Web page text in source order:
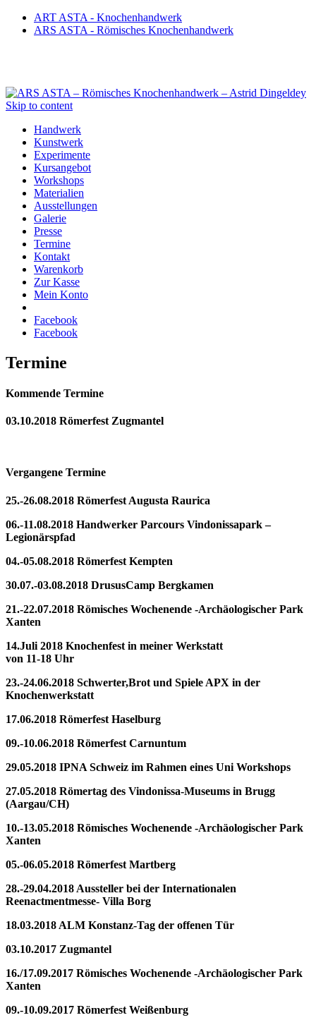
ART ASTA - Knochenhandwerk
ARS ASTA - Römisches Knochenhandwerk
Skip to content
Handwerk
Kunstwerk
Experimente
Kursangebot
Workshops
Materialien
Ausstellungen
Galerie
Presse
Termine
Kontakt
Warenkorb
Zur Kasse
Mein Konto
Facebook
Facebook
Termine
Kommende Termine
03.10.2018 Römerfest Zugmantel
Vergangene Termine
25.-26.08.2018 Römerfest Augusta Raurica
06.-11.08.2018 Handwerker Parcours Vindonissapark –
Legionärspfad
04.-05.08.2018 Römerfest Kempten
30.07.-03.08.2018 DrususCamp Bergkamen
21.-22.07.2018 Römisches Wochenende -Archäologischer Park
Xanten
14.Juli 2018 Knochenfest in meiner Werkstatt
von 11-18 Uhr
23.-24.06.2018 Schwerter,Brot und Spiele APX in der
Knochenwerkstatt
17.06.2018 Römerfest Haselburg
09.-10.06.2018 Römerfest Carnuntum
29.05.2018 IPNA Schweiz im Rahmen eines Uni Workshops
27.05.2018 Römertag des Vindonissa-Museums in Brugg
(Aargau/CH)
10.-13.05.2018 Römisches Wochenende -Archäologischer Park
Xanten
05.-06.05.2018 Römerfest Martberg
28.-29.04.2018 Aussteller bei der Internationalen
Reenactmentmesse- Villa Borg
18.03.2018 ALM Konstanz-Tag der offenen Tür
03.10.2017 Zugmantel
16./17.09.2017 Römisches Wochenende -Archäologischer Park
Xanten
09.-10.09.2017 Römerfest Weißenburg